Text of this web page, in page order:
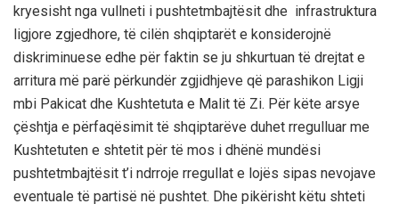
kryesisht nga vullneti i pushtetmbajtësit dhe infrastruktura
ligjore zgjedhore, të cilën shqiptarët e konsiderojnë
diskriminuese edhe për faktin se ju shkurtuan të drejtat e
arritura më parë përkundër zgjidhjeve që parashikon Ligji
mbi Pakicat dhe Kushtetuta e Malit të Zi. Për këte arsye
çështja e përfaqësimit të shqiptarëve duhet rregulluar me
Kushtetuten e shtetit për të mos i dhënë mundësi
pushtetmbajtësit t’i ndrroje rregullat e lojës sipas nevojave
eventuale të partisë në pushtet. Dhe pikërisht këtu shteti